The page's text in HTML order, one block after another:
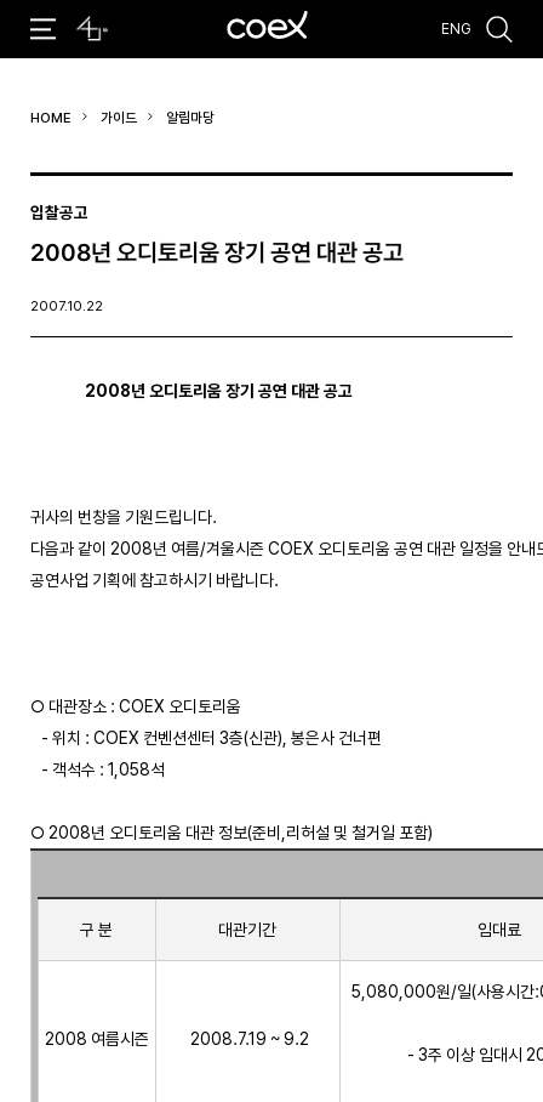
#코엑스 전시 #행사
ENG
HOME 가이드 알림마당
입찰공고
2008년 오디토리움 장기 공연 대관 공고
2007.10.22
2008년 오디토리움 장기 공연 대관 공고
귀사의 번창을 기원드립니다.
다음과 같이 2008년 여름/겨울시즌 COEX 오디토리움 공연 대관 일정을 안
공연사업 기획에 참고하시기 바랍니다.
○ 대관장소 : COEX 오디토리움
   - 위치 : COEX 컨벤션센터 3층(신관), 봉은사 건너편
   - 객석수 : 1,058석
구 분 대관기간 임대료
2008 여름시즌 2008.7.19 ~ 9.2
5,080,000원/일(사용시
- 3주 이상 임대시